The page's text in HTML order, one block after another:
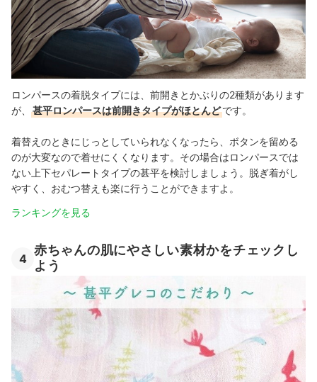
ロンパースの着脱タイプには、前開きとかぶりの2種類があります
が、
甚平ロンパースは前開きタイプがほとんどです。
着替えのときにじっとしていられなくなったら、ボタンを留める
のが大変なので着せにくくなります。その場合はロンパースでは
ない上下セパレートタイプの甚平を検討しましょう。脱ぎ着がし
やすく、おむつ替えも楽に行うことができますよ。
ランキングを見る
4
赤ちゃんの肌にやさしい素材かをチェックし
よう